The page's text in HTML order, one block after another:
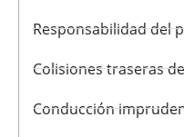
Responsabilidad del
Colisiones traseras
Conducción